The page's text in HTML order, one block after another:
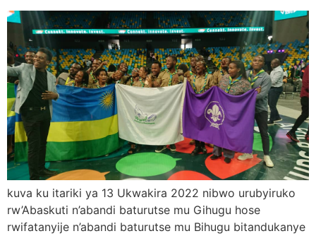
kuva ku itariki ya 13 Ukwakira 2022 nibwo urubyiruko
rw’Abaskuti n’abandi baturutse mu Gihugu hose
rwifatanyije n’abandi baturutse mu Bihugu bitandukanye